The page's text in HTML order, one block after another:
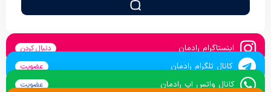
اینستاگرام رادمان دنبال کردن
کانال تلگرام رادمان عضویت
کانال واتس اپ رادمان عضویت